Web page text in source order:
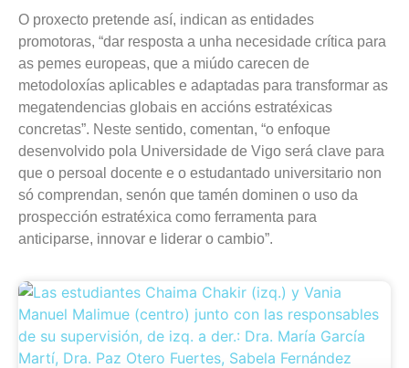
O proxecto pretende así, indican as entidades
promotoras, “dar resposta a unha necesidade crítica para
as pemes europeas, que a miúdo carecen de
metodoloxías aplicables e adaptadas para transformar as
megatendencias globais en accións estratéxicas
concretas”. Neste sentido, comentan, “o enfoque
desenvolvido pola Universidade de Vigo será clave para
que o persoal docente e o estudantado universitario non
só comprendan, senón que tamén dominen o uso da
prospección estratéxica como ferramenta para
anticiparse, innovar e liderar o cambio”.